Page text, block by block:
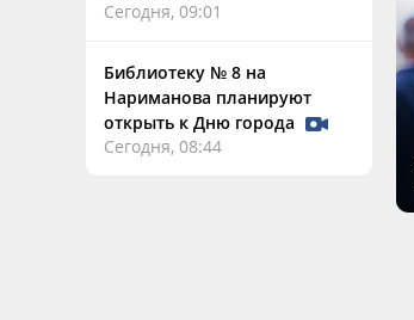
Сегодня, 09:01
Библиотеку № 8 на
Нариманова планируют
открыть к Дню города
Сегодня, 08:44